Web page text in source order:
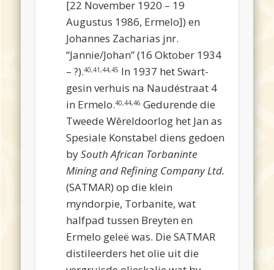
[22 November 1920 – 19
Augustus 1986, Ermelo]) en
Johannes Zacharias jnr.
“Jannie/Johan” (16 Oktober 1934
– ?).40,41,44,45 In 1937 het Swart-
gesin verhuis na Naudéstraat 4
in Ermelo.40,44,46 Gedurende die
Tweede Wêreldoorlog het Jan as
Spesiale Konstabel diens gedoen
bySouth African Torbaninte
Mining and Refining Company Ltd.
(SATMAR) op die klein
myndorpie, Torbanite, wat
halfpad tussen Breyten en
Ermelo geleë was. Die SATMAR
distileerders het olie uit die